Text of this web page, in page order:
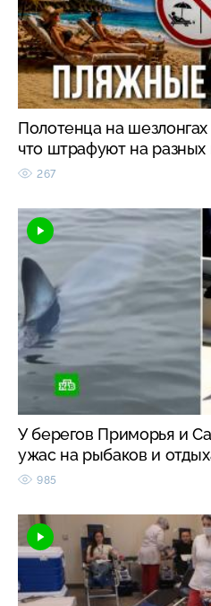
Полотенца на шезлонгах
что штрафуют на
267
У берегов Приморья и
ужас на рыбаков и
985